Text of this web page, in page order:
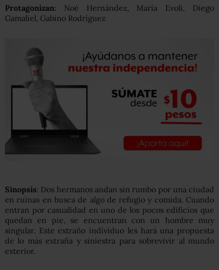
Protagonizan: Noé Hernández, María Evoli, Diego
Gamaliel, Gabino Rodríguez
Sinopsis: Dos hermanos andan sin rumbo por una ciudad
en ruinas en busca de algo de refugio y comida. Cuando
entran por casualidad en uno de los pocos edificios que
quedan en pie, se encuentran con un hombre muy
singular. Este extraño individuo les hará una propuesta
de lo más extraña y siniestra para sobrevivir al mundo
exterior.